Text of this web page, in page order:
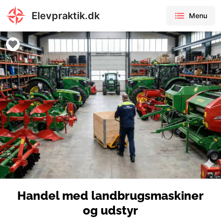
Elevpraktik.dk Menu
Handel med landbrugsmaskiner
og udstyr